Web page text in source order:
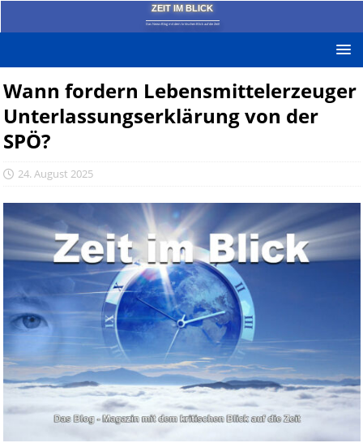
ZEIT IM BLICK
Das News-Blog mit dem kritischen Blick auf die Zeit!
Wann fordern Lebensmittelerzeuger
Unterlassungserklärung von der
SPÖ?
24. August 2025